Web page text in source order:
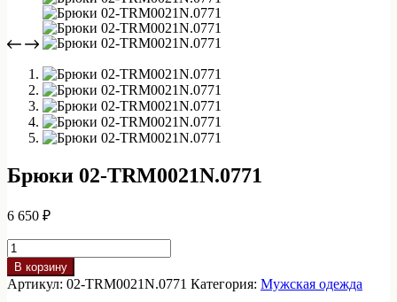
Брюки 02-TRM0021N.0771
6 650 ₽
Количество
товара
Брюки
02-
В корзину
Артикул: 02-TRM0021N.0771 Категория: Мужская одежда